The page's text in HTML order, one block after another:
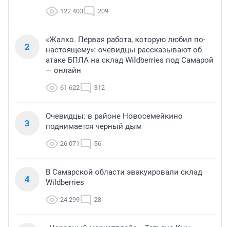
122 403 209
2
«Жалко. Первая работа, которую любил по-
настоящему»: очевидцы рассказывают об
атаке БПЛА на склад Wildberries под Самарой
— онлайн
61 622 312
3
Очевидцы: в районе Новосемейкино
поднимается черный дым
26 071 56
4
В Самарской области эвакуировали склад
Wildberries
24 299 28